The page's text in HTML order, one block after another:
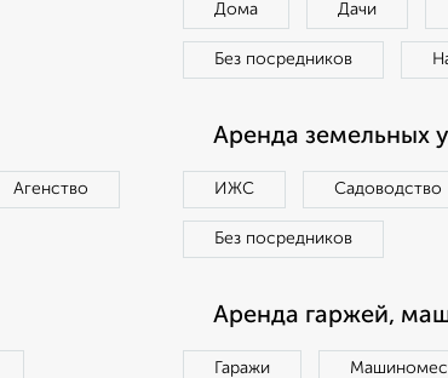
Дома Дачи
Без посредников
Агенство
Аренда земельных
ИЖС Садоводство
Без посредников
Аренда гаржей,
Гаражи